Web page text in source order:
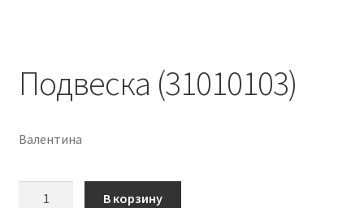
Подвеска (31010103)
Валентина
В корзину